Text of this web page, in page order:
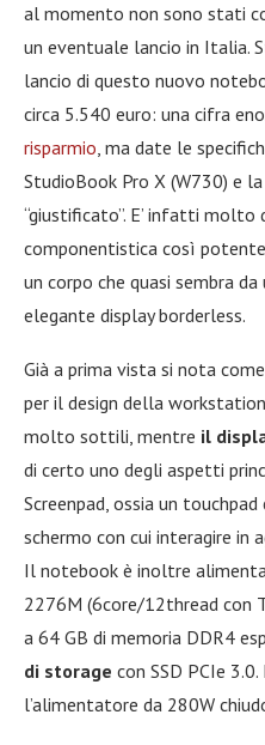
al momento non sono stati
un eventuale lancio in Italia.
lancio di questo nuovo
circa 5.540 euro: una cifra
risparmio, ma date le
StudioBook Pro X (W730) e
“giustificato”. E’ infatti
componentistica così
un corpo che quasi sembra
elegante display borderless.
Già a prima vista si nota
per il design della
molto sottili, mentre il
di certo uno degli aspetti
Screenpad, ossia un
schermo con cui interagire in
Il notebook è inoltre
2276M (6core/12thread con
a 64 GB di memoria DDR4
di storage con SSD PCIe
l’alimentatore da 280W